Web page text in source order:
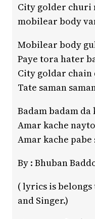
City golder churi
mobilear body
Mobilear body
Paye tora hater
City goldar chain
Tate saman
Badam badam da
Amar kache
Amar kache
By : Bhuban
( lyrics is
and Singer.)